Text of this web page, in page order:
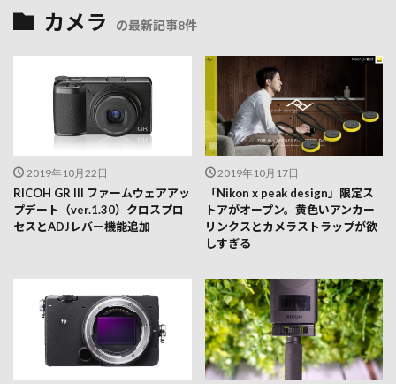
カメラ の最新記事8件
2019年10月22日
RICOH GR III ファームウェアアッ
プデート（ver.1.30）クロスプロ
セスとADJレバー機能追加
2019年10月17日
「Nikon x peak design」限定ス
トアがオープン。黄色いアンカー
リンクスとカメラストラップが欲
しすぎる